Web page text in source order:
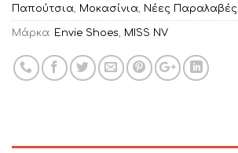
Παπούτσια, Μοκασίνια, Νέες Παραλαβές,
Μάρκα: Envie Shoes, MISS NV